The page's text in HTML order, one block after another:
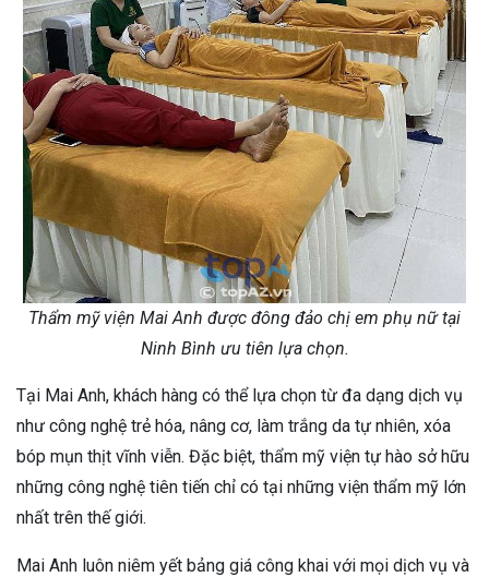
Thẩm mỹ viện Mai Anh được đông đảo chị em phụ nữ tại
Ninh Bình ưu tiên lựa chọn.
Tại Mai Anh, khách hàng có thể lựa chọn từ đa dạng dịch vụ
như công nghệ trẻ hóa, nâng cơ, làm trắng da tự nhiên, xóa
bóp mụn thịt vĩnh viễn. Đặc biệt, thẩm mỹ viện tự hào sở hữu
những công nghệ tiên tiến chỉ có tại những viện thẩm mỹ lớn
nhất trên thế giới.
Mai Anh luôn niêm yết bảng giá công khai với mọi dịch vụ và